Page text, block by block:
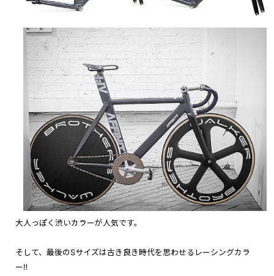
大人っぽく渋いカラーが人気です。
そして、最後のSサイズは古き良き時代を思わせるレーシングカラ
ー‼︎